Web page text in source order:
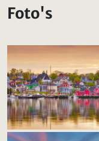
Foto's